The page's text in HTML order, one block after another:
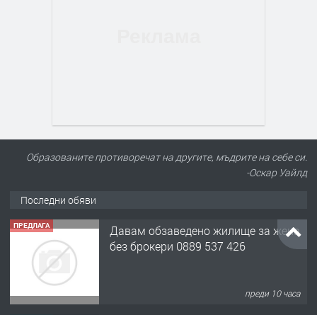
Образованите противоречат на другите, мъдрите на себе си.
-Оскар Уайлд
Последни обяви
ПРЕДЛАГА
Давам обзаведено жилище за жена
без брокери 0889 537 426
преди 10 часа